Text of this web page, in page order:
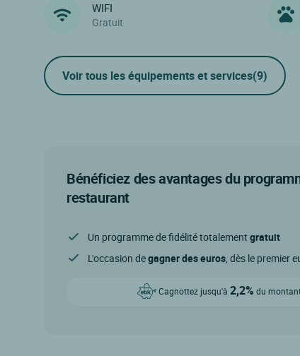
WIFI
Gratuit
Voir tous les équipements et services(9)
Bénéficiez des avantages du
restaurant
Un programme de fidélité totalement gratuit
L'occasion degagner des euros, dès le premier
Cagnottez jusqu'à 2,2% du